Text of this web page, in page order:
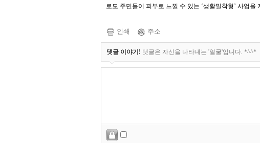
로도 주민들이 피부로 느낄 수 있는 ‘생활밀착형’ 사업을
인쇄 주소
댓글 이야기! 댓글은 자신을 나타내는 '얼굴'입니다. *^^*